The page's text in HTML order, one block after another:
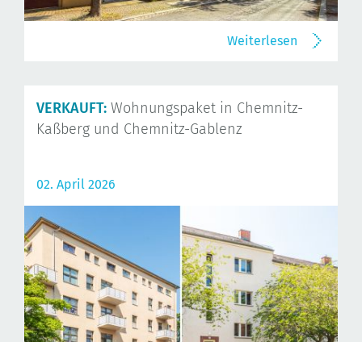
Weiterlesen
VERKAUFT: Wohnungspaket in Chemnitz-
Kaßberg und Chemnitz-Gablenz
02. April 2026